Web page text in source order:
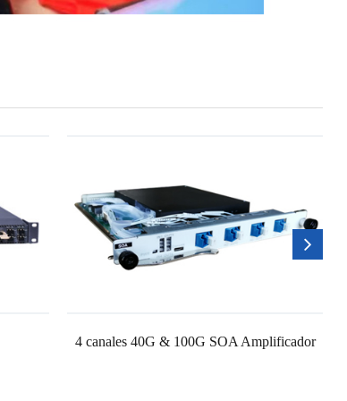
4 canales 40G & 100G SOA Amplificador